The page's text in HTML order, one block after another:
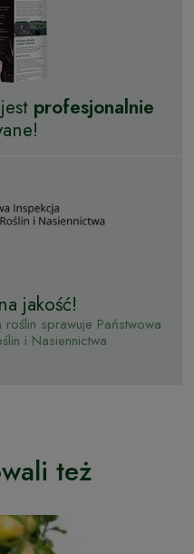
profesjonalnie
jakość!
sprawuje Państwowa
i Nasiennictwa
też